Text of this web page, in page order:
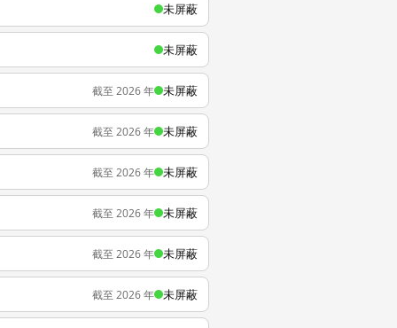
未屏蔽
未屏蔽
截至 2026 年 未屏蔽
截至 2026 年 未屏蔽
截至 2026 年 未屏蔽
截至 2026 年 未屏蔽
截至 2026 年 未屏蔽
截至 2026 年 未屏蔽